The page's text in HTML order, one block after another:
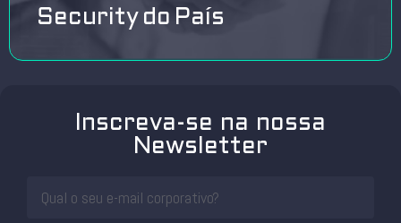
Security do País
Inscreva-se na nossa
Newsletter